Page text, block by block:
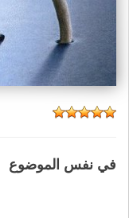
في نفس الموضوع